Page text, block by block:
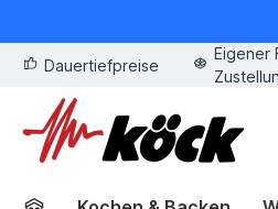
Dauertiefpreise
Eigener